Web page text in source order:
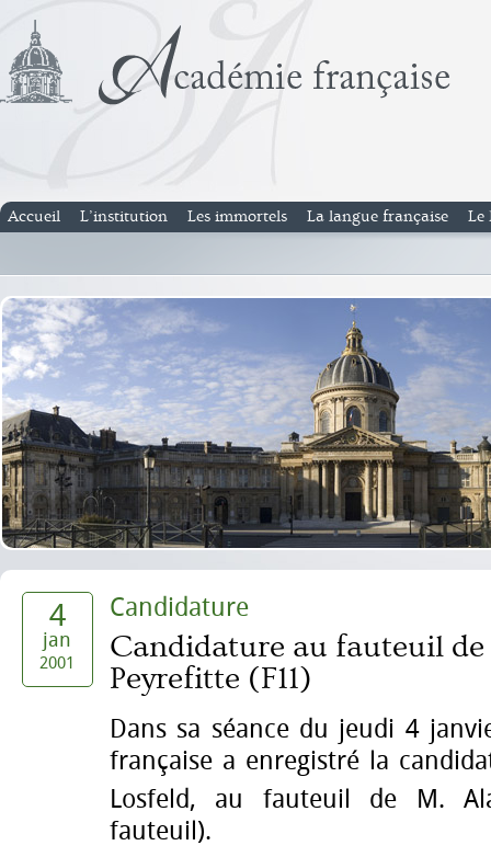
Accueil L’institution Les immortels La langue française Le
4
jan
2001
Candidature
Candidature au fauteuil
Peyrefitte (F11)
Dans sa séance du jeudi 4
française a enregistré la
Losfeld, au fauteuil de M.
fauteuil).